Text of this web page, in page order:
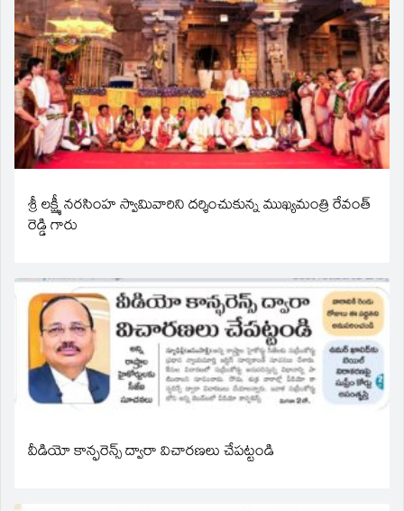
శ్రీ లక్ష్మీ నరసింహ స్వామివారిని దర్శించుకున్న ముఖ్యమంత్రి రేవంత్
రెడ్డి గారు
వీడియో కాన్ఫరెన్స్ ద్వారా విచారణలు చేపట్టండి